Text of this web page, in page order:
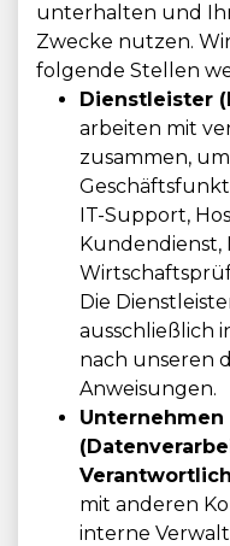
unterhalten und
Zwecke nutzen.
folgende Stellen
Dienstleister
arbeiten mit
zusammen,
IT-Support,
Kundendienst,
Die
ausschließlich
nach unseren
Anweisungen.
Unternehmen
mit anderen
interne